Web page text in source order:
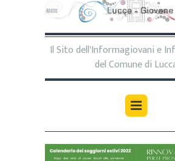
Il Sito dell'Informagiovani e
del Comune di